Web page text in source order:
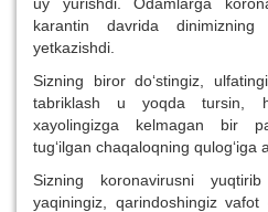
karantin davrida dinimizning
yetkazishdi.
Sizning biror do‘stingiz,
tabriklash u yoqda tursin,
xayolingizga kelmagan bir
tug‘ilgan chaqaloqning qulog‘iga
Sizning koronavirusni
yaqiningiz, qarindoshingiz